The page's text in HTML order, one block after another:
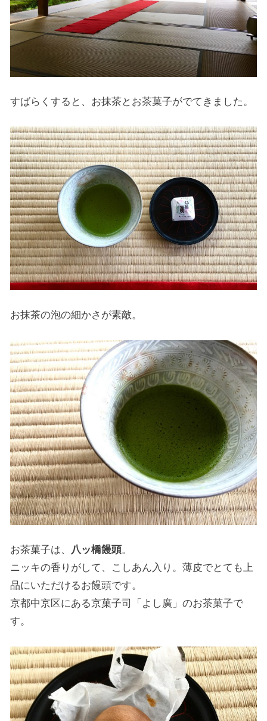
すばらくすると、お抹茶とお茶菓子がでてきました。
お抹茶の泡の細かさが素敵。
お茶菓子は、 八ッ橋饅頭。
ニッキの香りがして、こしあん入り。薄皮でとても上
品にいただけるお饅頭です。
京都中京区にある京菓子司「よし廣」のお茶菓子で
す。